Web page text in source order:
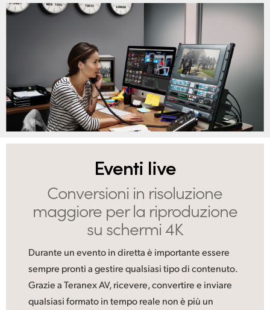
Singapore
Sweden
Chinese Taipei
Turkey
Ukraine
United Kingdom
Eventi live
Conversioni in risoluzione
maggiore per la riproduzione
su schermi 4K
Durante un evento in diretta è importante essere
sempre pronti a gestire qualsiasi tipo di contenuto.
Grazie a Teranex AV, ricevere, convertire e inviare
qualsiasi formato in tempo reale non è più un